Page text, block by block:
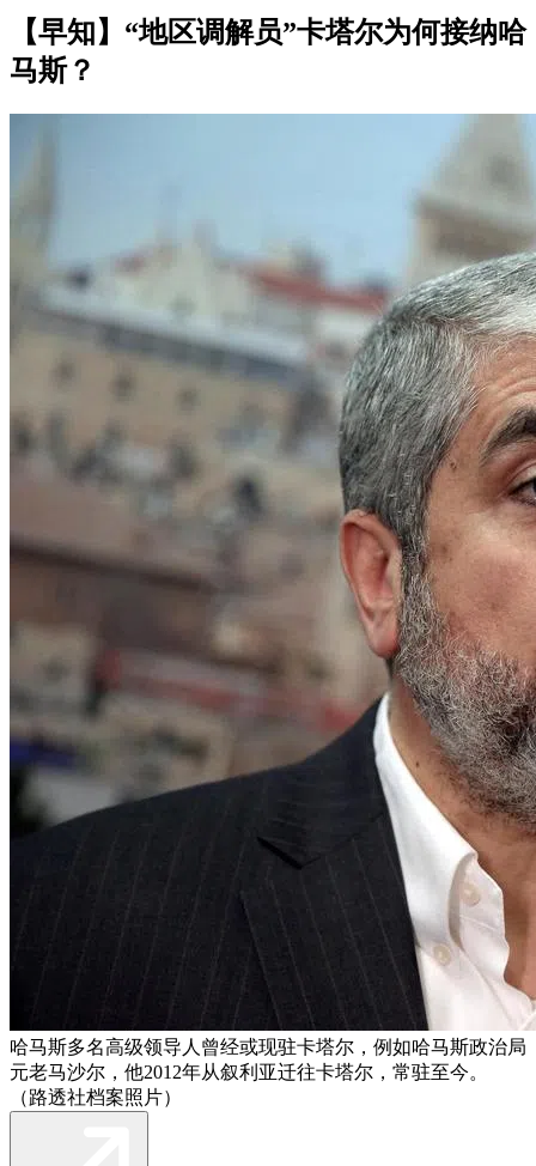
【早知】“地区调解员”卡塔尔为何接纳哈
马斯？
哈马斯多名高级领导人曾经或现驻卡塔尔，例如哈马斯政治局
元老马沙尔，他2012年从叙利亚迁往卡塔尔，常驻至今。
（路透社档案照片）